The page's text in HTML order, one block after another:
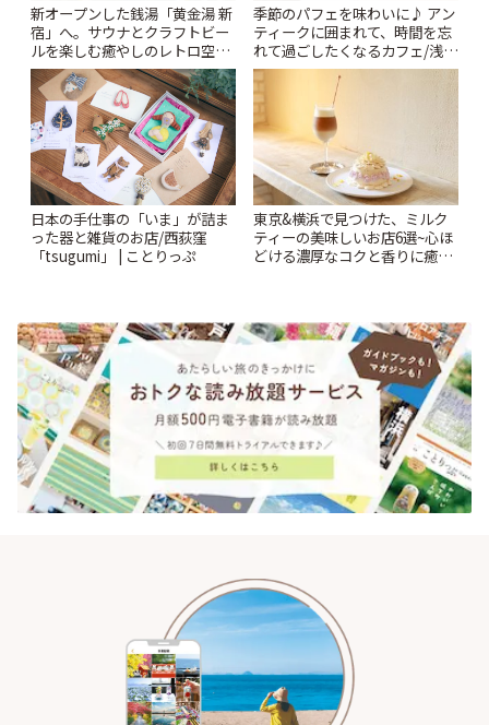
新オープンした銭湯「黄金湯 新
宿」へ。サウナとクラフトビー
ルを楽しむ癒やしのレトロ空間
| ことりっぷ
季節のパフェを味わいに♪ アン
ティークに囲まれて、時間を忘
れて過ごしたくなるカフェ/浅草
「annorum cafe」 | ことりっぷ
日本の手仕事の「いま」が詰ま
った器と雑貨のお店/西荻窪
「tsugumi」 | ことりっぷ
東京&横浜で見つけた、ミルク
ティーの美味しいお店6選~心ほ
どける濃厚なコクと香りに癒や